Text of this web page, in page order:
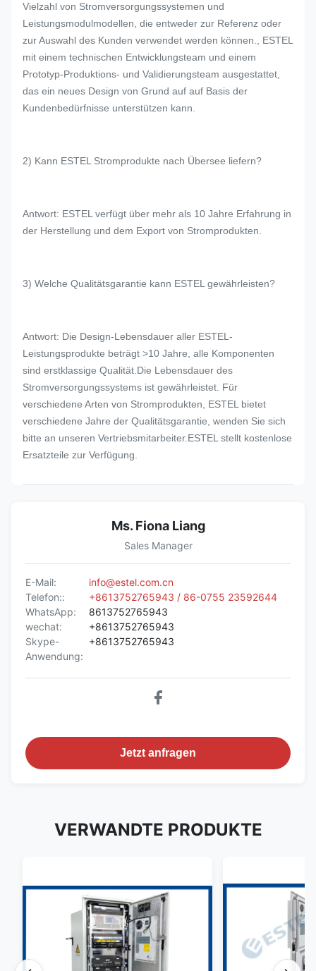
Vielzahl von Stromversorgungssystemen und
Leistungsmodulmodellen, die entweder zur Referenz oder
zur Auswahl des Kunden verwendet werden können., ESTEL
mit einem technischen Entwicklungsteam und einem
Prototyp-Produktions- und Validierungsteam ausgestattet,
das ein neues Design von Grund auf auf Basis der
Kundenbedürfnisse unterstützen kann.
2) Kann ESTEL Stromprodukte nach Übersee liefern?
Antwort: ESTEL verfügt über mehr als 10 Jahre Erfahrung in
der Herstellung und dem Export von Stromprodukten.
3) Welche Qualitätsgarantie kann ESTEL gewährleisten?
Antwort: Die Design-Lebensdauer aller ESTEL-
Leistungsprodukte beträgt >10 Jahre, alle Komponenten
sind erstklassige Qualität.Die Lebensdauer des
Stromversorgungssystems ist gewährleistet. Für
verschiedene Arten von Stromprodukten, ESTEL bietet
verschiedene Jahre der Qualitätsgarantie, wenden Sie sich
bitte an unseren Vertriebsmitarbeiter.ESTEL stellt kostenlose
Ersatzteile zur Verfügung.
Ms. Fiona Liang
Sales Manager
E-Mail:
info@estel.com.cn
Telefon::
+8613752765943 / 86-0755 23592644
WhatsApp:
8613752765943
wechat:
+8613752765943
Skype-
Anwendung:
+8613752765943
Jetzt anfragen
VERWANDTE PRODUKTE